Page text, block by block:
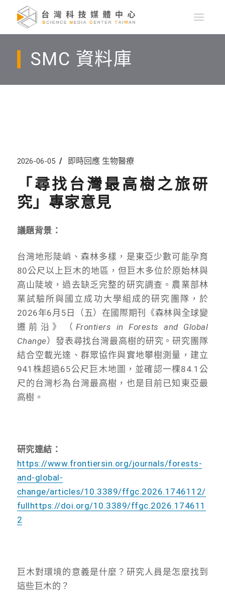
SMC 資料庫
2026-06-05 即時回應 生物醫療
「尋找台灣最高樹之旅研
究」專家意見
議題背景：
台灣地形陡峭、森林多樣，是東亞少數可能孕育
80公尺以上巨木的地區，但巨木多位於原始林與
高山陡坡，過去缺乏完整的研究調查。農業部林
業試驗所與國立成功大學組成的研究團隊，於
2026年6月5日（五）在國際期刊《森林與全球變
遷前沿》（ Frontiers in Forests and Global
Change）發表尋找台灣最高樹的研究。研究團隊
結合空載光達、群眾協作與實地攀樹測量，建立
941株超過65公尺巨木地圖，並確認一棵84.1公
尺的台灣杉為台灣最高樹，也是目前已知東亞最
高樹。
研究連結：
https://www.frontiersin.org/journals/forests-
and-global-
change/articles/10.3389/ffgc.2026.1746112/
fullhttps://doi.org/10.3389/ffgc.2026.174611
2
巨木對環境的意義是什麼？研究人員是怎麼找到
這些巨木的？